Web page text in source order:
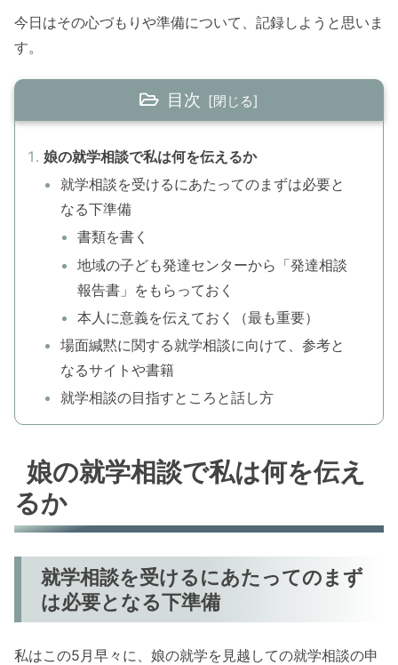
今日はその心づもりや準備について、記録しようと思いま
す。
目次
娘の就学相談で私は何を伝えるか
就学相談を受けるにあたってのまずは必要と
なる下準備
書類を書く
地域の子ども発達センターから「発達相談
報告書」をもらっておく
本人に意義を伝えておく（最も重要）
場面緘黙に関する就学相談に向けて、参考と
なるサイトや書籍
就学相談の目指すところと話し方
娘の就学相談で私は何を伝え
るか
就学相談を受けるにあたってのまず
は必要となる下準備
私はこの5月早々に、娘の就学を見越しての就学相談の申